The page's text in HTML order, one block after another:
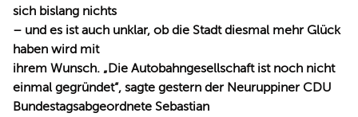
sich bislang nichts
– und es ist auch unklar, ob die Stadt diesmal mehr Glück
haben wird mit
ihrem Wunsch. „Die Autobahngesellschaft ist noch nicht
einmal gegründet“, sagte gestern der Neuruppiner CDU
Bundestagsabgeordnete Sebastian